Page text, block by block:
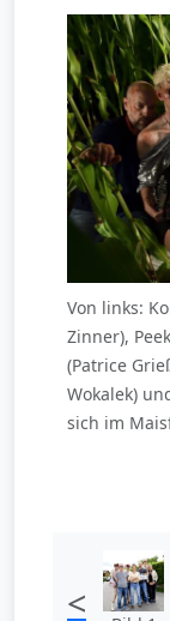
Von links:
Zinner),
(Patrice
Wokalek)
sich im
<